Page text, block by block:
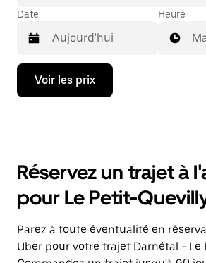
Date
Appuyez
la
ouvrir
calendrier
et
sélectionner
une
date.
Heure
Voir les prix
Réservez un trajet à
pour Le Petit-
Parez à toute éventualité en
Uber pour votre trajet Darnétal - Le